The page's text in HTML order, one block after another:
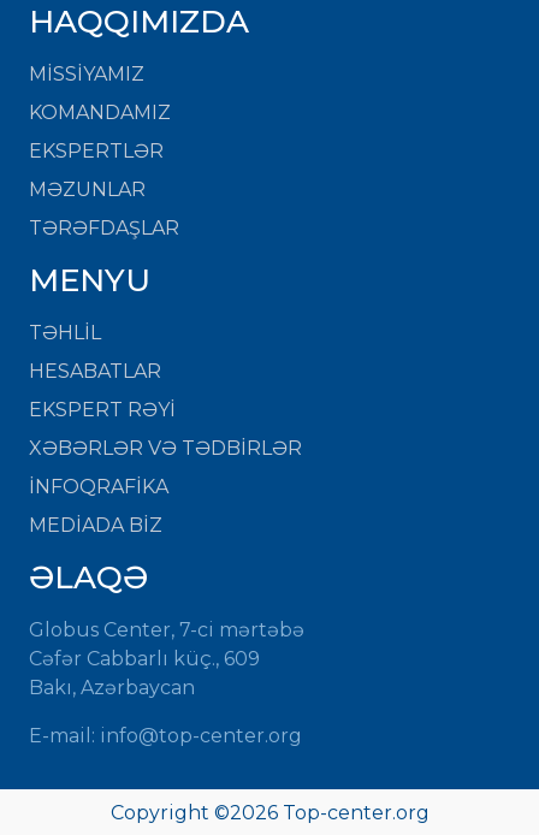
HAQQIMIZDA
MISSIYAMIZ
KOMANDAMIZ
EKSPERTLƏR
MƏZUNLAR
TƏRƏFDAŞLAR
MENYU
TƏHLİL
HESABATLAR
EKSPERT RƏYİ
XƏBƏRLƏR VƏ TƏDBİRLƏR
İNFOQRAFİKA
MEDİADA BİZ
ƏLAQƏ
Globus Center, 7-ci mərtəbə
Cəfər Cabbarlı küç., 609
Bakı, Azərbaycan
E-mail: info@top-center.org
Copyright ©2026 Top-center.org